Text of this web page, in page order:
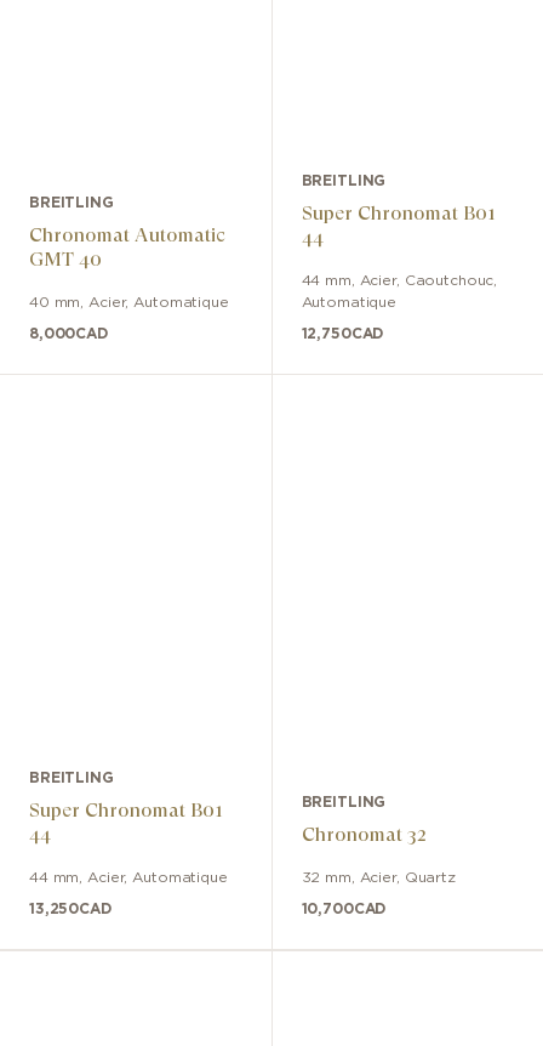
BREITLING
Chronomat Automatic
GMT 40
40 mm Acier, Automatique
8,000CAD
BREITLING
Super Chronomat B01
44
44 mm Acier, Caoutchouc
Automatique
12,750CAD
BREITLING
Super Chronomat B01
44
44 mm Acier, Automatique
13,250CAD
BREITLING
Chronomat 32
32 mm Acier, Quartz
10,700CAD